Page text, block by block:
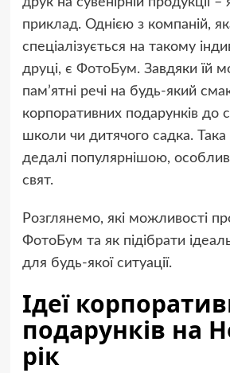
приклад. Однією з компаній,
спеціалізується на такому
друці, є ФотоБум. Завдяки їй
пам’ятні речі на будь-який
корпоративних подарунків до
школи чи дитячого садка. Така
дедалі популярнішою,
свят.
Розглянемо, які можливості
ФотоБум та як підібрати
для будь-якої ситуації.
Ідеї
подарунків на
рік